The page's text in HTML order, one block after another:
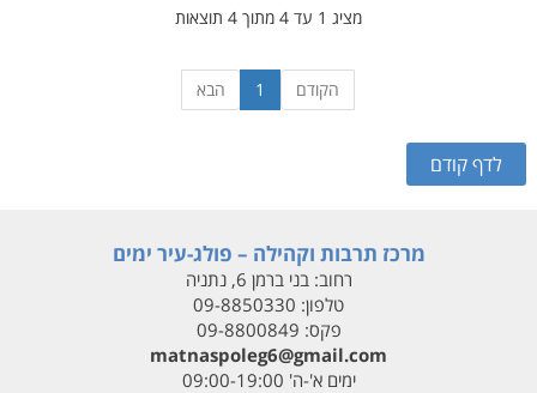
מציג 1 עד 4 מתוך 4 תוצאות
הקודם 1 הבא
מרכז תרבות וקהילה – פולג-עיר ימים
רחוב:בני ברמן 6, נתניה
טלפון: 09-8850330
פקס: 09-8800849
matnaspoleg6@gmail.com
ימים א'-ה' 09:00-19:00